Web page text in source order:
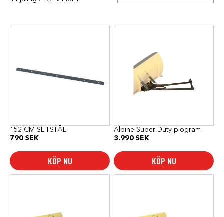
152 CM SLITSTÅL
790 SEK
KÖP NU
Alpine Super Duty plogram
3.990 SEK
KÖP NU